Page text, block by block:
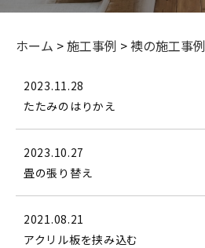
ホーム >施工事例 >襖の施工事例
2023.11.28
たたみのはりかえ
2023.10.27
畳の張り替え
2021.08.21
アクリル板を挟み込む